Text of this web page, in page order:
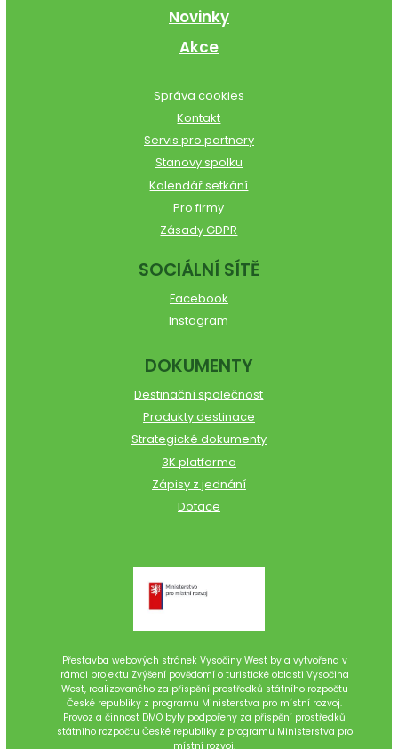
Novinky
Akce
Správa cookies
Kontakt
Servis pro partnery
Stanovy spolku
Kalendář setkání
Pro firmy
Zásady GDPR
SOCIÁLNÍ SÍTĚ
Facebook
Instagram
DOKUMENTY
Destinační společnost
Produkty destinace
Strategické dokumenty
3K platforma
Zápisy z jednání
Dotace
Přestavba webových stránek Vysočiny West byla vytvořena v
rámci projektu Zvýšení povědomí o turistické oblasti Vysočina
West, realizovaného za přispění prostředků státního rozpočtu
České republiky z programu Ministerstva pro místní rozvoj.
Provoz a činnost DMO byly podpořeny za přispění prostředků
státního rozpočtu České republiky z programu Ministerstva pro
místní rozvoj.